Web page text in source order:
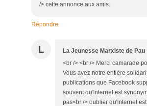
/> cette annonce aux amis.
Répondre
L La Jeunesse Marxiste de Pau
<br /> <br /> Merci camarade
Vous avez notre entière
publications que Facebook
souvent qu'Internet est
pas<br /> oublier qu'Internet